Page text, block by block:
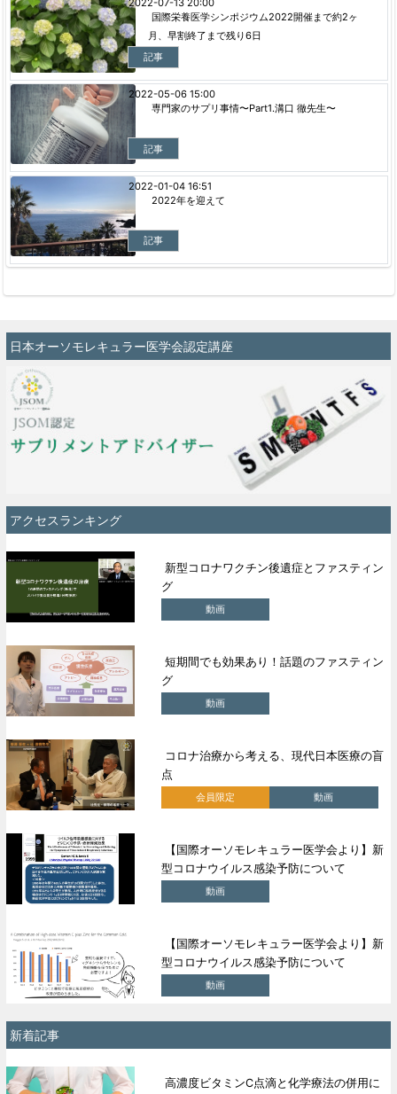
国際栄養医学シンポジウム2022開催まで約2ヶ
月、早割終了まで残り6日
記事
専門家のサプリ事情〜Part1.溝口 徹先生〜
記事
2022-05-06 15:00
2022年を迎えて
記事
2022-01-04 16:51
日本オーソモレキュラー医学会認定講座
アクセスランキング
新型コロナワクチン後遺症とファスティン
グ
動画
短期間でも効果あり！話題のファスティン
グ
動画
コロナ治療から考える、現代日本医療の盲
点
会員限定 動画
【国際オーソモレキュラー医学会より】新
型コロナウイルス感染予防について
動画
【国際オーソモレキュラー医学会より】新
型コロナウイルス感染予防について
動画
新着記事
高濃度ビタミンC点滴と化学療法の併用に